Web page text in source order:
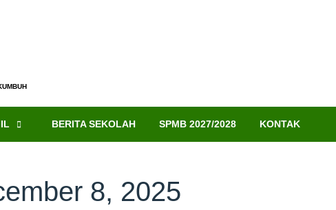
BERITA SEKOLAH SPMB 2027/2028 KONTAK
8, 2025